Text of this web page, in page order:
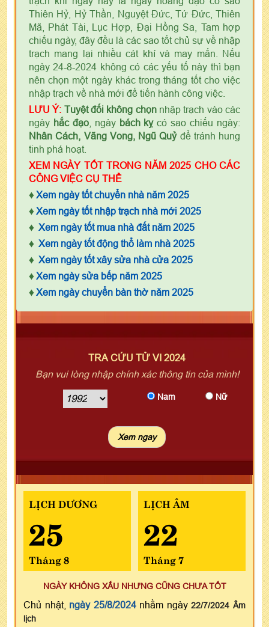
Thiên Hỷ, Hỷ Thần, Nguyệt Đức, Tứ Đức, Thiên
Mã, Phát Tài, Lục Hợp, Đại Hồng Sa, Tam hợp
chiếu ngày, đây đều là các sao tốt chủ sự về nhập
trạch mang lại nhiều cát khí và may mắn. Nếu
ngày 24-8-2024 không có các yếu tố này thì bạn
nên chọn một ngày khác trong tháng tốt cho việc
nhập trạch về nhà mới để tiến hành công việc.
LƯU Ý: Tuyệt đối không chọnnhập trạch vào các
ngày hắc đạo, ngày bách kỵcó sao chiếu ngày:
Nhân Cách, Vãng Vong, Ngũ Quỷđể tránh hung
tinh phá hoạt.
XEM NGÀY TỐT TRONG NĂM 2025 CHO CÁC
CÔNG VIỆC CỤ THỂ
♦ Xem ngày tốt chuyển nhà năm 2025
♦ Xem ngày tốt nhập trạch nhà mới 2025
♦ Xem ngày tốt mua nhà đất năm 2025
♦ Xem ngày tốt động thổ làm nhà 2025
♦ Xem ngày tốt xây sửa nhà cửa 2025
♦ Xem ngày sửa bếp năm 2025
♦ Xem ngày chuyển bàn thờ năm 2025
TRA CỨU TỬ VI 2024
Bạn vui lòng nhập chính xác thông tin của mình!
Nam Nữ
LỊCH DƯƠNG
25
Tháng 8
LỊCH ÂM
22
Tháng 7
NGÀY KHÔNG XẤU NHƯNG CŨNG CHƯA TỐT
Chủ nhật, ngày 25/8/2024nhằm ngày22/7/2024 Âm
lịch